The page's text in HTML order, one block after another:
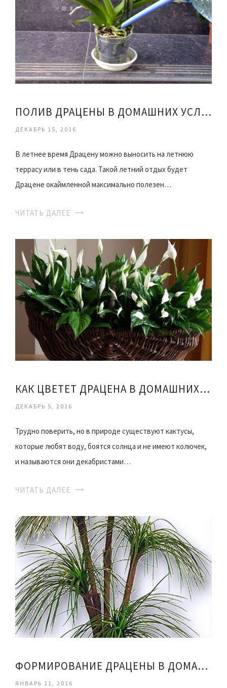
ПОЛИВ ДРАЦЕНЫ В ДОМАШНИХ УСЛОВИЯХ
ДЕКАБРЬ 15, 2016
В летнее время Драцену можно выносить на летнюю
террасу или в тень сада. Такой летний отдых будет
Драцене окаймленной максимально полезен…
ЧИТАТЬ ДАЛЕЕ
КАК ЦВЕТЕТ ДРАЦЕНА В ДОМАШНИХ УСЛОВИЯХ
ДЕКАБРЬ 5, 2016
Трудно поверить, но в природе существуют кактусы,
которые любят воду, боятся солнца и не имеют колючек,
и называются они декабристами…
ЧИТАТЬ ДАЛЕЕ
ФОРМИРОВАНИЕ ДРАЦЕНЫ В ДОМАШНИХ УСЛОВИЯХ
ЯНВАРЬ 11, 2016